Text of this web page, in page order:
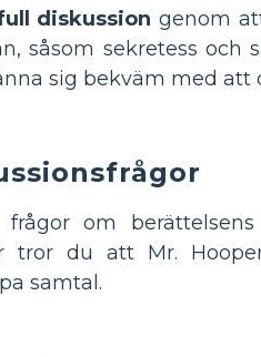
diskussion genom
såsom sekretess och
sig bekväm med att
frågor om
tror du att Mr.
samtal.